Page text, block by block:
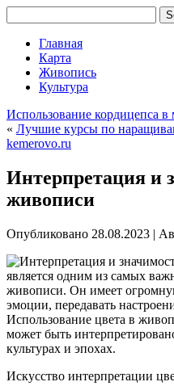
Главная
Карта
Живопись
Культура
Использование кордицепса
« Лучшие курсы по
kemerovo.ru
Интерпретация и
живописи
Опубликовано 28.08.2023 |
является одним из самых
живописи. Он имеет
эмоции, передавать
Использование цвета в
может быть
культурах и эпохах.
Искусство интерпретации